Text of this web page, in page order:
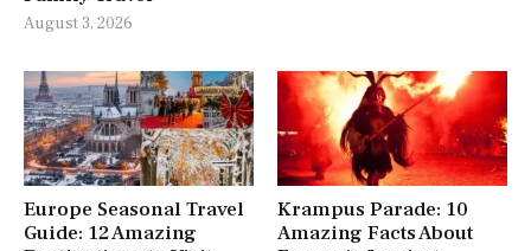
August 3, 2026
Europe Seasonal Travel
Guide: 12 Amazing
Krampus Parade: 10
Amazing Facts About